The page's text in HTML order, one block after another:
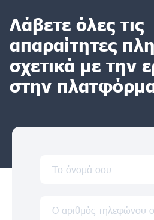
Λάβετε όλες τις
απαραίτητες
σχετικά με την
στην
Το όνομά σου
Ο αριθμός τηλεφώνου